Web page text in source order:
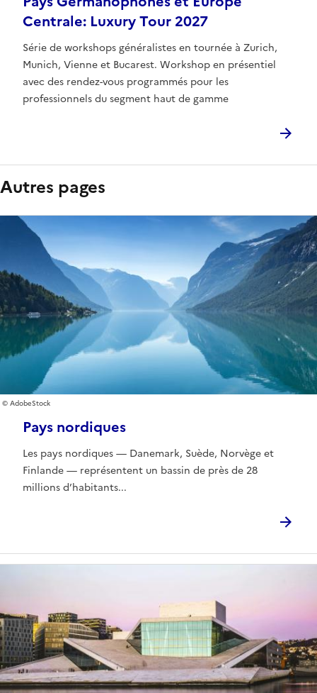
Centrale: Luxury Tour 2027
Série de workshops généralistes en tournée à Zurich,
Munich, Vienne et Bucarest. Workshop en présentiel
avec des rendez-vous programmés pour les
professionnels du segment haut de gamme
Autres pages
Pays nordiques
Les pays nordiques — Danemark, Suède, Norvège et
Finlande — représentent un bassin de près de 28
millions d’habitants...
AdobeStock